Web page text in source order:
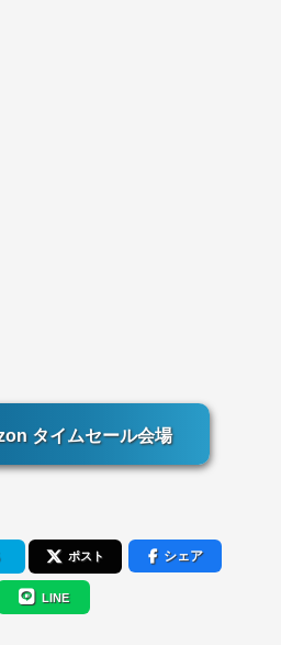
タイムセール会場
ポスト シェア
LINE